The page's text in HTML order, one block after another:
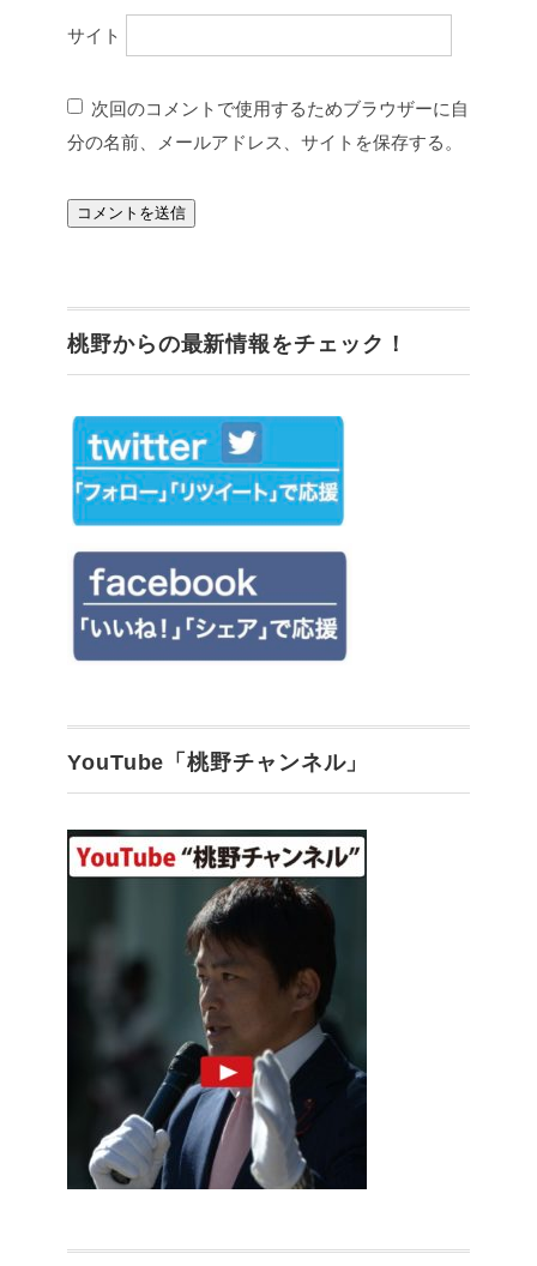
サイト
次回のコメントで使用するためブラウザーに自
分の名前、メールアドレス、サイトを保存する。
桃野からの最新情報をチェック！
YouTube「桃野チャンネル」